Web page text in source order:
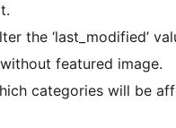
the ‘last_modified’
featured image.
categories will be